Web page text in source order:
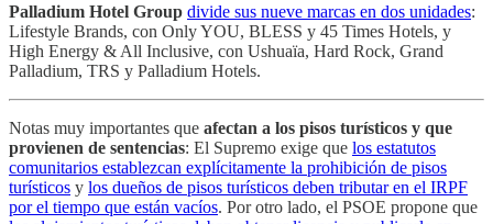
Palladium Hotel Group divide sus nueve marcas en dos unidades:
Lifestyle Brands, con Only YOU, BLESS y 45 Times Hotels, y
High Energy & All Inclusive, con Ushuaïa, Hard Rock, Grand
Palladium, TRS y Palladium Hotels.
Notas muy importantes que afectan a los pisos turísticos y que
provienen de sentencias: El Supremo exige que los estatutos
comunitarios establezcan explícitamente la prohibición de pisos
turísticos y los dueños de pisos turísticos deben tributar en el IRPF
por el tiempo que están vacíos. Por otro lado, el PSOE propone que